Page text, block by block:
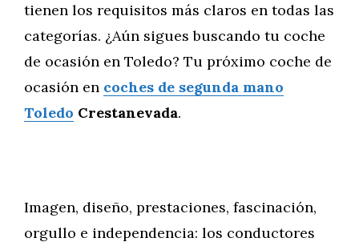
tienen los requisitos más claros en todas las
categorías. ¿Aún sigues buscando tu coche
de ocasión en Toledo? Tu próximo coche de
ocasión en coches de segunda mano
Toledo Crestanevada.
Imagen, diseño, prestaciones, fascinación,
orgullo e independencia: los conductores